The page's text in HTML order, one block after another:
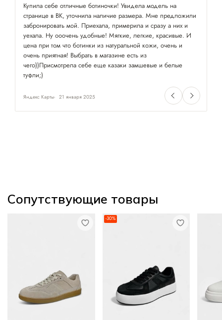
Купила себе отличные ботиночки! Увидела модель на
странице в ВК, уточнила наличие размера. Мне предложили
забронировать мой. Приехала, примерила и сразу а них и
уехала. Ну ооочень удобные! Мягкие, легкие, красивые. И
цена при том что ботинки из натуральной кожи, очень и
очень приятная! Выбрать в магазине есть из
чего))Присмотрела себе еще казаки замшевые и белые
туфли;)
Яндекс Карты 21 января 2025
Сопутствующие товары
-30%